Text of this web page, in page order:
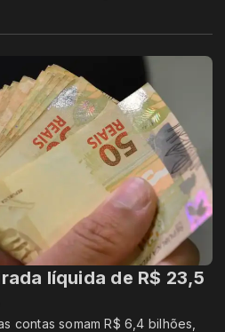
líquida de R$ 23,5
contas somam R$ 6,4 bilhões,